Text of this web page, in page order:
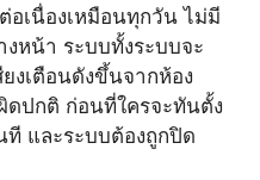
อเนื่องเหมือนทุกวัน ไม่มี
หน้า ระบบทั้งระบบจะ
งเตือนดังขึ้นจากห้อง
ดปกติ ก่อนที่ใครจะทันตั้ง
และระบบต้องถูกปิด